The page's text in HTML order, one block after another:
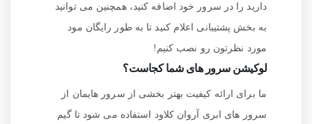
دارید را در سرور خود اضافه کنید، همچنین می توانید
به بخش پشتیبانی اعلام کنید تا به طور رایگان مود
مورد نظرتون رو نصب کنیم!
لوکیشن سرور های شما کجاست؟
ما برای ارائه کیفیت بهتر بخشی از سرور هایمان از
سرور های ابری آروان کلاود استفاده می شود تا گیم